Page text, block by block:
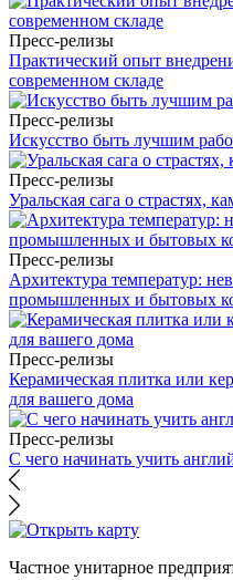
Пресс-релизы
Практический опыт
современном складе
Пресс-релизы
Искусство быть лучшим
Пресс-релизы
Уральская сага о страстях,
Пресс-релизы
Архитектура температур:
промышленных и бытовых
Пресс-релизы
Керамическая плитка или
для вашего дома
Пресс-релизы
С чего начинать учить
Частное унитарное